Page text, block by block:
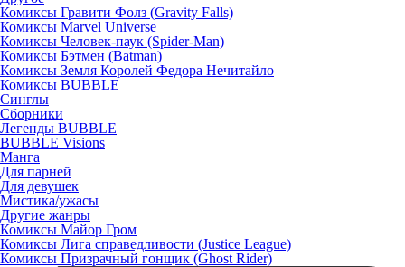
Комиксы Гравити Фолз (Gravity Falls)
Комиксы Marvel Universe
Комиксы Человек-паук (Spider-Man)
Комиксы Бэтмен (Batman)
Комиксы Земля Королей Федора Нечитайло
Комиксы BUBBLE
Синглы
Сборники
Легенды BUBBLE
BUBBLE Visions
Манга
Для парней
Для девушек
Мистика/ужасы
Другие жанры
Комиксы Майор Гром
Комиксы Лига справедливости (Justice League)
Комиксы Призрачный гонщик (Ghost Rider)